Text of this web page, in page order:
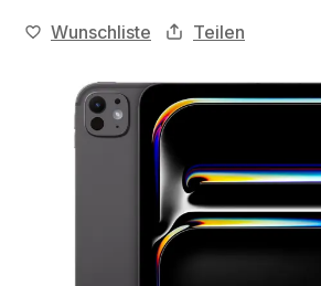
Wunschliste Teilen